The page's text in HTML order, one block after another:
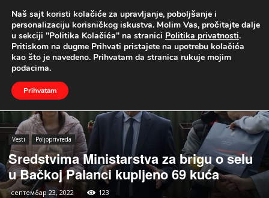
UŽIVO
Naslovna Vesti Poljoprivreda
Vesti Poljoprivreda
Sredstvima Ministarstva za brigu o selu
u Bačkoj Palanci kupljeno 69 kuća
септембар 23, 2022 123
Naš sajt koristi kolačiće za upravljanje, poboljšanje i
personalizaciju korisničkog iskustva. Molim Vas, pročitajte dalje
u sekciji "Politika Kolačića" na stranici Politika privatnosti.
Pritiskom na dugme Prihvati pristajete na upotrebu kolačića
kao što je navedeno. Prihvatam da stranica rukuje mojim
podacima.
Prihvatam